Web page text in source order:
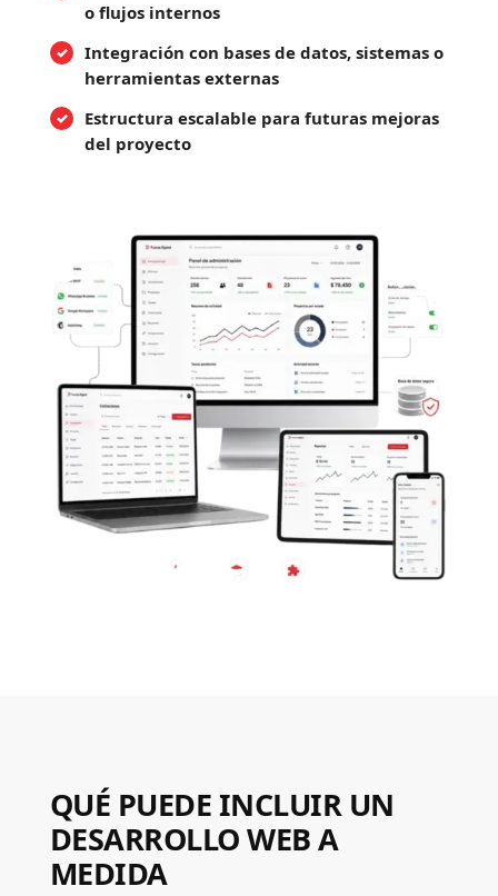
o flujos internos
Integración con bases de datos, sistemas o
herramientas externas
Estructura escalable para futuras mejoras
del proyecto
QUÉ PUEDE INCLUIR UN
DESARROLLO WEB A
MEDIDA